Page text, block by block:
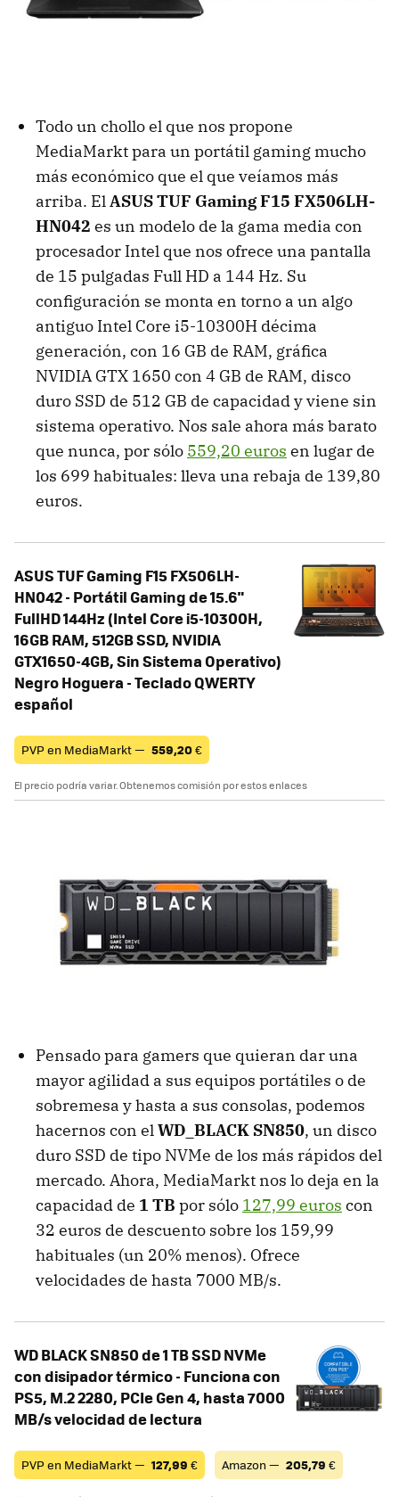
Todo un chollo el que nos propone
MediaMarkt para un portátil gaming mucho
más económico que el que veíamos más
arriba. ElASUS TUF Gaming F15 FX506LH-
HN042 es un modelo de la gama media con
procesador Intel que nos ofrece una pantalla
de 15 pulgadas Full HD a 144 Hz. Su
configuración se monta en torno a un algo
antiguo Intel Core i5-10300H décima
generación, con 16 GB de RAM, gráfica
NVIDIA GTX 1650 con 4 GB de RAM, disco
duro SSD de 512 GB de capacidad y viene sin
sistema operativo. Nos sale ahora más barato
que nunca, por sólo 559,20 euros en lugar de
los 699 habituales: lleva una rebaja de 139,80
euros.
ASUS TUF Gaming F15 FX506LH-
HN042 - Portátil Gaming de 15.6"
FullHD 144Hz (Intel Core i5-10300H,
16GB RAM, 512GB SSD, NVIDIA
GTX1650-4GB, Sin Sistema Operativo)
Negro Hoguera - Teclado QWERTY
español
PVP en MediaMarkt — 559,20€
El precio podría variar. Obtenemos comisión por estos enlaces
Pensado para gamers que quieran dar una
mayor agilidad a sus equipos portátiles o de
sobremesa y hasta a sus consolas, podemos
hacernos con elWD_BLACK SN850, un disco
duro SSD de tipo NVMe de los más rápidos del
mercado. Ahora, MediaMarkt nos lo deja en la
capacidad de 1 TB por sólo 127,99 euros con
32 euros de descuento sobre los 159,99
habituales (un 20% menos). Ofrece
velocidades de hasta 7000 MB/s.
WD BLACK SN850 de 1 TB SSD NVMe
con disipador térmico - Funciona con
PS5, M.2 2280, PCIe Gen 4, hasta 7000
MB/s velocidad de lectura
PVP en MediaMarkt — 127,99 € Amazon — 205,79 €